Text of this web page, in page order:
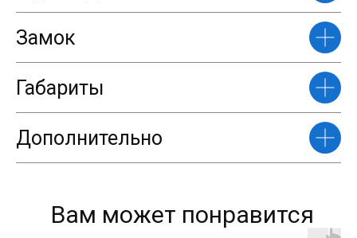
Замок
Габариты
Дополнительно
Вам может понравится